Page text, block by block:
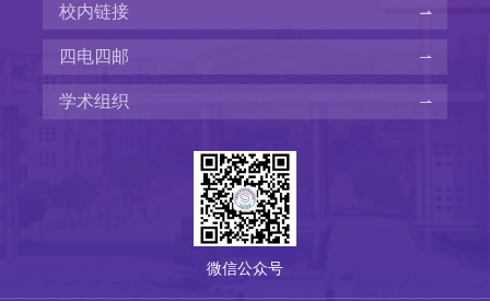
校内链接
四电四邮
学术组织
微信公众号